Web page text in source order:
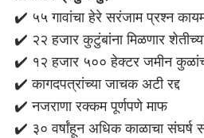
✔️ ५५ गावांचा हेरे सरंजाम प्रश्न
✔️ २२ हजार कुटुंबांना मिळणार
✔️ १२ हजार ५०० हेक्टर जमीन
✔️ कागदपत्रांच्या जाचक अटी रद्द
✔️ नजराणा रक्कम पूर्णपणे माफ
✔️ ३० वर्षांहून अधिक काळाचा संघर्ष